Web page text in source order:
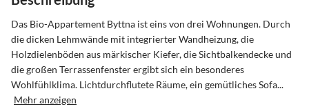
Das Bio-Appartement Byttna ist eins von drei Wohnungen. Durch
die dicken Lehmwände mit integrierter Wandheizung, die
Holzdielenböden aus märkischer Kiefer, die Sichtbalkendecke und
die großen Terrassenfenster ergibt sich ein besonderes
Wohlfühlklima. Lichtdurchflutete Räume, ein gemütliches Sofa...
Mehr anzeigen